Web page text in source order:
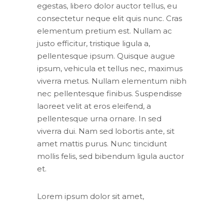
egestas, libero dolor auctor tellus, eu
consectetur neque elit quis nunc. Cras
elementum pretium est. Nullam ac
justo efficitur, tristique ligula a,
pellentesque ipsum. Quisque augue
ipsum, vehicula et tellus nec, maximus
viverra metus. Nullam elementum nibh
nec pellentesque finibus. Suspendisse
laoreet velit at eros eleifend, a
pellentesque urna ornare. In sed
viverra dui. Nam sed lobortis ante, sit
amet mattis purus. Nunc tincidunt
mollis felis, sed bibendum ligula auctor
et.
Lorem ipsum dolor sit amet,